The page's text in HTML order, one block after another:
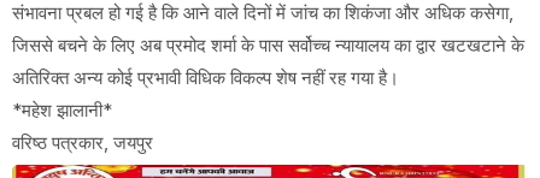
संभावना प्रबल हो गई है कि आने वाले दिनों में जांच का शिकंजा और अधिक कसेगा,
जिससे बचने के लिए अब प्रमोद शर्मा के पास सर्वोच्च न्यायालय का द्वार खटखटाने के
अतिरिक्त अन्य कोई प्रभावी विधिक विकल्प शेष नहीं रह गया है।
*महेश झालानी*
वरिष्ठ पत्रकार, जयपुर